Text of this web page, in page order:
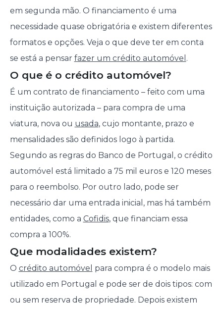
em segunda mão. O financiamento é uma
necessidade quase obrigatória e existem diferentes
formatos e opções. Veja o que deve ter em conta
se está a pensar fazer um crédito automóvel .
O que é o crédito automóvel?
É um contrato de financiamento – feito com uma
instituição autorizada – para compra de uma
viatura, nova ou usada, cujo montante, prazo e
mensalidades são definidos logo à partida.
Segundo as regras do Banco de Portugal, o crédito
automóvel está limitado a 75 mil euros e 120 meses
para o reembolso. Por outro lado, pode ser
necessário dar uma entrada inicial, mas há também
entidades, como a Cofidis, que financiam essa
compra a 100%.
Que modalidades existem?
O crédito automóvel para compra é o modelo mais
utilizado em Portugal e pode ser de dois tipos: com
ou sem reserva de propriedade. Depois existem